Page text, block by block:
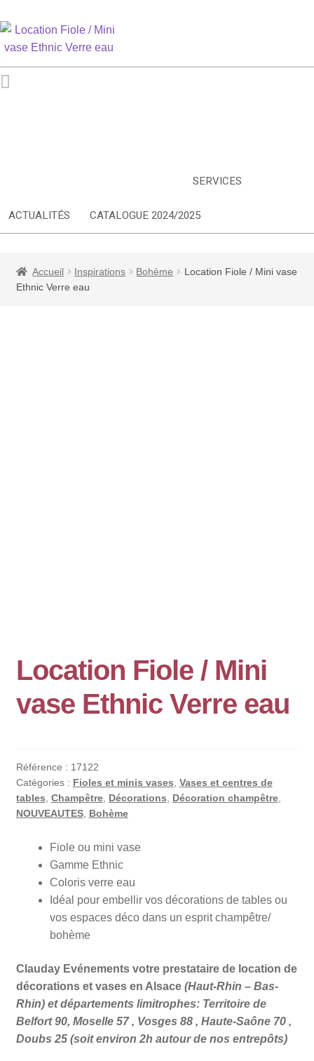
SERVICES
ACTUALITÉS CATALOGUE 2024/2025
Accueil Inspirations Bohème
Location Fiole / Mini vase
Ethnic Verre eau
Location Fiole / Mini
vase Ethnic Verre eau
Référence : 17122
Catégories : Fioles et minis vases, Vases et centres de
tables, Champêtre, Décorations, Décoration champêtre,
NOUVEAUTES, Bohème
Fiole ou mini vase
Gamme Ethnic
Coloris verre eau
Idéal pour embellir vos décorations de tables ou
vos espaces déco dans un esprit champêtre/
bohème
Clauday Evénements votre prestataire de location de
décorations et vases en Alsace (Haut-Rhin – Bas-
Rhin) et départements limitrophes: Territoire de
Belfort 90, Moselle 57 , Vosges 88 , Haute-Saône 70 ,
Doubs 25 (soit environ 2h autour de nos entrepôts)